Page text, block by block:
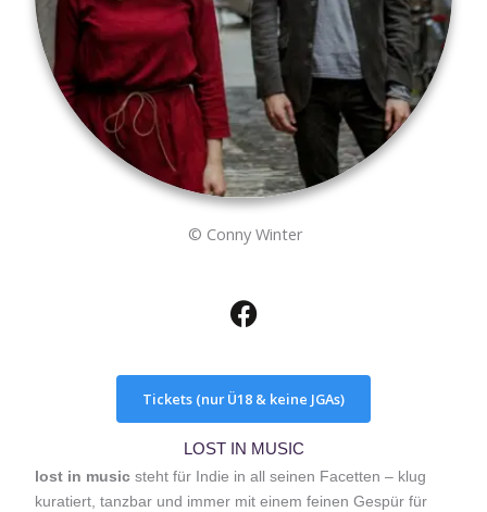
© Conny Winter
F
a
e
b
o
o
k
Tickets (nur Ü18 & keine JGAs)
LOST IN MUSIC
lost in musicsteht für Indie in all seinen Facetten – klug
kuratiert, tanzbar und immer mit einem feinen Gespür für